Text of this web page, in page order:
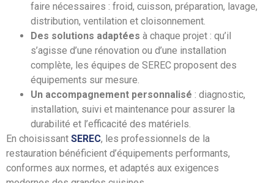
faire nécessaires : froid, cuisson, préparation, lavage,
distribution, ventilation et cloisonnement.
Des solutions adaptées à chaque projet : qu’il
s’agisse d’une rénovation ou d’une installation
complète, les équipes de SEREC proposent des
équipements sur mesure.
Un accompagnement personnalisé : diagnostic,
installation, suivi et maintenance pour assurer la
durabilité et l’efficacité des matériels.
En choisissant SEREC, les professionnels de la
restauration bénéficient d’équipements performants,
conformes aux normes, et adaptés aux exigences